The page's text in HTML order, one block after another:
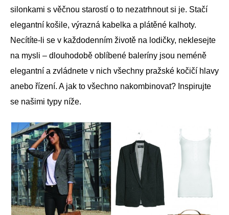
silonkami s věčnou starostí o to nezatrhnout si je. Stačí
elegantní košile, výrazná kabelka a plátěné kalhoty.
Necítíte-li se v každodenním životě na lodičky, neklesejte
na mysli – dlouhodobě oblíbené baleríny jsou neméně
elegantní a zvládnete v nich všechny pražské kočičí hlavy
anebo řízení. A jak to všechno nakombinovat? Inspirujte
se našimi typy níže.